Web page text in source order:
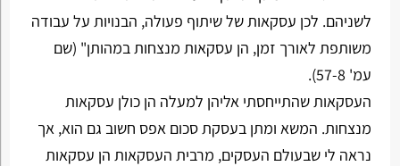
לשניהם. לכן עסקאות של שיתוף פעולה, הבנויות על עבודה
משותפת לאורך זמן, הן עסקאות מנצחות במהותן" (שם
עמ' 57-8).
העסקאות שהתייחסתי אליהן למעלה הן כולן עסקאות
מנצחות. המשא ומתן בעסקת סכום אפס חשוב גם הוא, אך
נראה לי שבעולם העסקים, מרבית העסקאות הן עסקאות